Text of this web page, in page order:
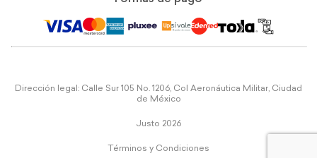
Dirección legal: Calle Sur 105 No. 1206, Col Aeronáutica Militar, Ciudad
de México
Justo 2026
Términos y Condiciones